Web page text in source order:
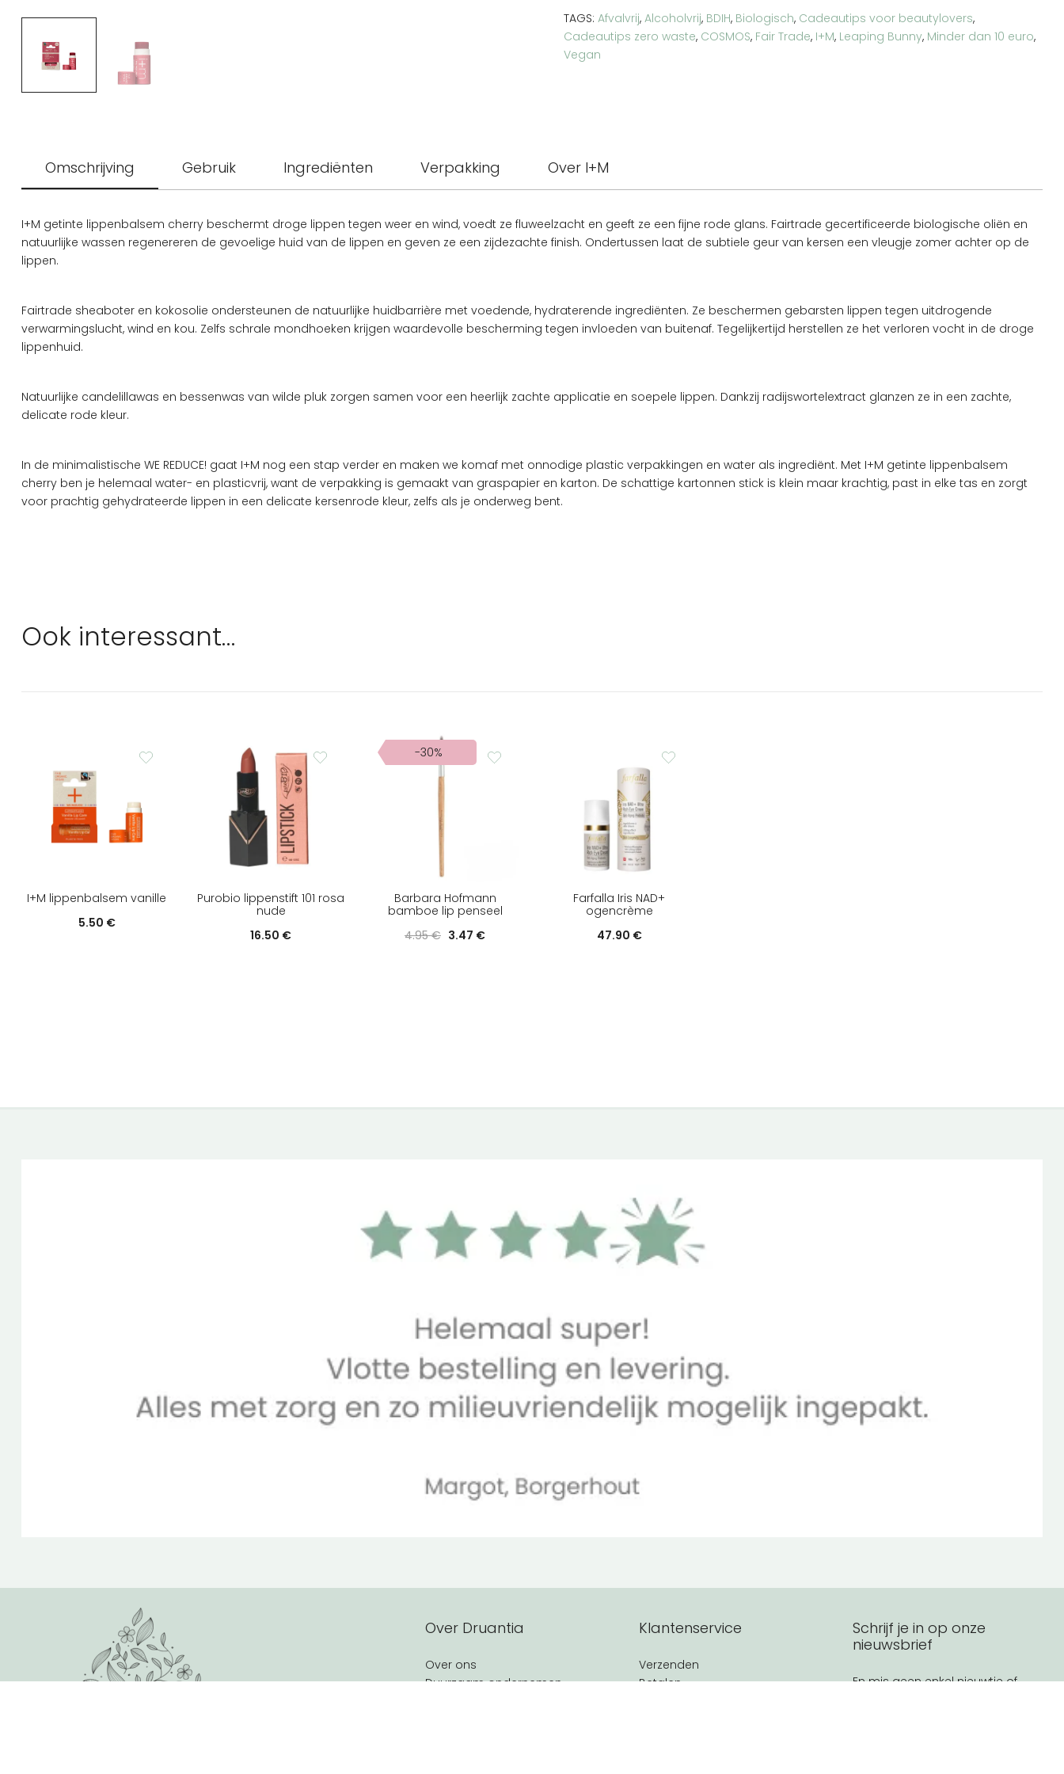
aantal
TAGS: Afvalvrij, Alcoholvrij, BDIH, Biologisch, Cadeautips voor beautylovers,
Cadeautips zero waste, COSMOS, Fair Trade, I+M, Leaping Bunny, Minder dan 10 euro,
Vegan
Omschrijving Gebruik Ingrediënten Verpakking Over I+M
I+M getinte lippenbalsem cherry beschermt droge lippen tegen weer en wind, voedt ze fluweelzacht en geeft ze een fijne rode glans. Fairtrade gecertificeerde biologische oliën en
natuurlijke wassen regenereren de gevoelige huid van de lippen en geven ze een zijdezachte finish. Ondertussen laat de subtiele geur van kersen een vleugje zomer achter op de
lippen.
Fairtrade sheaboter en kokosolie ondersteunen de natuurlijke huidbarrière met voedende, hydraterende ingrediënten. Ze beschermen gebarsten lippen tegen uitdrogende
verwarmingslucht, wind en kou. Zelfs schrale mondhoeken krijgen waardevolle bescherming tegen invloeden van buitenaf. Tegelijkertijd herstellen ze het verloren vocht in de droge
lippenhuid.
Natuurlijke candelillawas en bessenwas van wilde pluk zorgen samen voor een heerlijk zachte applicatie en soepele lippen. Dankzij radijswortelextract glanzen ze in een zachte,
delicate rode kleur.
In de minimalistische WE REDUCE! gaat I+M nog een stap verder en maken we komaf met onnodige plastic verpakkingen en water als ingrediënt. Met I+M getinte lippenbalsem
cherry ben je helemaal water- en plasticvrij, want de verpakking is gemaakt van graspapier en karton. De schattige kartonnen stick is klein maar krachtig, past in elke tas en zorgt
voor prachtig gehydrateerde lippen in een delicate kersenrode kleur, zelfs als je onderweg bent.
Ook interessant…
I+M lippenbalsem vanille
5.50 €
Purobio lippenstift 101 rosa
nude
16.50 €
-30%
Barbara Hofmann
bamboe lip penseel
4.95€ Oorspronkelijke
3.47 €Huidige
Farfalla Iris NAD+
ogencrème
47.90 €
Over Druantia
Over ons
Duurzaam ondernemen
Klantenservice
Verzenden
Betalen
Schrijf je in op onze
nieuwsbrief
En mis geen enkel nieuwtje of